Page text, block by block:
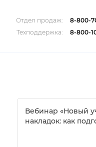
Отдел продаж:
8-800-
Техподдержка:
8-800-
ебинар «Новый
накладок: как